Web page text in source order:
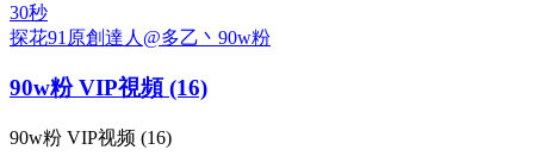
30秒
探花91原創達人@多乙丶 90w粉
90w粉 VIP視頻 (16)
90w粉 VIP视频 (16)